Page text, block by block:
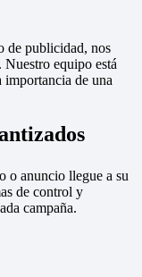
de publicidad, nos
equipo está
importancia de una
o anuncio llegue a su
de control y
campaña.